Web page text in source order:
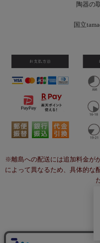
陶器の
国立
※離島への配送には追加料金が
によって異なるため、具体的な